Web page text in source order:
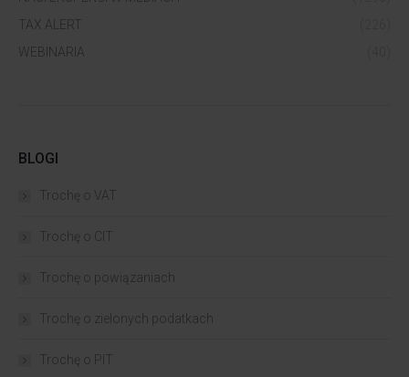
TAX ALERT
WEBINARIA
BLOGI
Trochę o VAT
Trochę o CIT
Trochę o powiązaniach​
Trochę o zielonych podatkach
Trochę o PIT